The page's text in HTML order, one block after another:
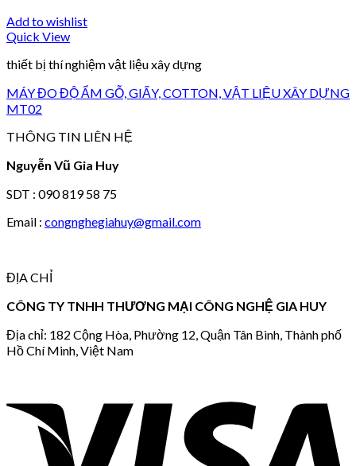
Add to wishlist
Quick View
thiết bị thí nghiệm vật liệu xây dựng
MÁY ĐO ĐỘ ẨM GỖ, GIẤY, COTTON, VẬT LIỆU XÂY DỰNG
MT02
THÔNG TIN LIÊN HỆ
Nguyễn Vũ Gia Huy
SDT : 090 819 58 75
Email : congnghegiahuy@gmail.com
ĐỊA CHỈ
CÔNG TY TNHH THƯƠNG MẠI CÔNG NGHỆ GIA HUY
Địa chỉ: 182 Cộng Hòa, Phường 12, Quận Tân Bình, Thành phố
Hồ Chí Minh, Việt Nam